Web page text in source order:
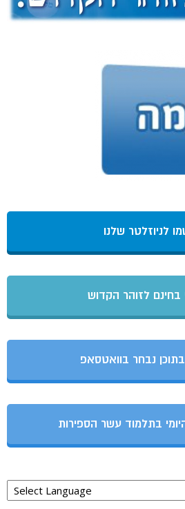
לניוזלטר שלנו
בחינם לזוהר הקדוש
נבחר בוואטסאפ
בתלמוד עשר הספירות